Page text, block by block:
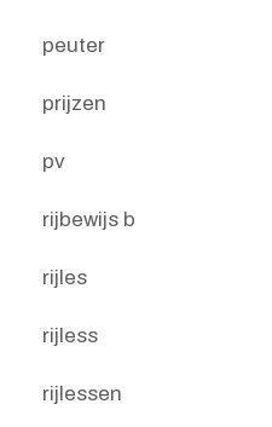
peuter
prijzen
pv
rijbewijs b
rijles
rijless
rijlessen